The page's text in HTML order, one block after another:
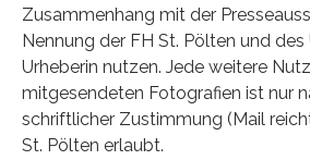
Zusammenhang mit der
Nennung der FH St. Pölten und
Urheberin nutzen. Jede weitere
mitgesendeten Fotografien ist nur
schriftlicher Zustimmung (Mail
St. Pölten erlaubt.